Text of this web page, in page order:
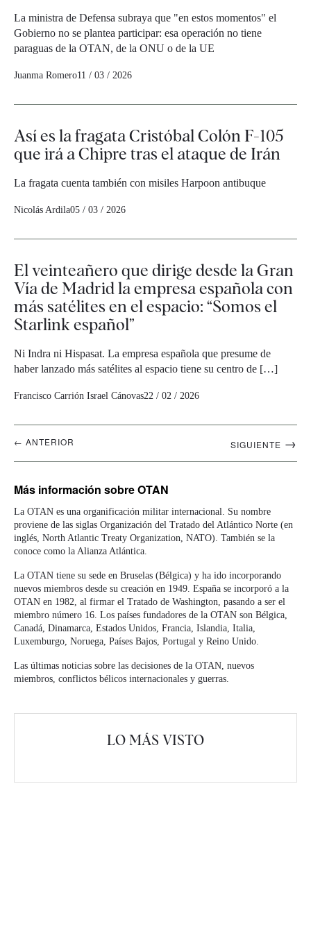
La ministra de Defensa subraya que "en estos momentos" el
Gobierno no se plantea participar: esa operación no tiene
paraguas de la OTAN, de la ONU o de la UE
Juanma Romero11 / 03 / 2026
Así es la fragata Cristóbal Colón F-105
que irá a Chipre tras el ataque de Irán
La fragata cuenta también con misiles Harpoon antibuque
Nicolás Ardila05 / 03 / 2026
El veinteañero que dirige desde la Gran
Vía de Madrid la empresa española con
más satélites en el espacio: “Somos el
Starlink español”
Ni Indra ni Hispasat. La empresa española que presume de
haber lanzado más satélites al espacio tiene su centro de […]
Francisco Carrión Israel Cánovas22 / 02 / 2026
Navegación
artículos
SIGUIENTE →
← ANTERIOR
Más información sobre OTAN
La OTAN es una organificación militar internacional. Su nombre
proviene de las siglas Organización del Tratado del Atlántico Norte (en
inglés, North Atlantic Treaty Organization, NATO). También se la
conoce como la Alianza Atlántica.
La OTAN tiene su sede en Bruselas (Bélgica) y ha ido incorporando
nuevos miembros desde su creación en 1949. España se incorporó a la
OTAN en 1982, al firmar el Tratado de Washington, pasando a ser el
miembro número 16. Los países fundadores de la OTAN son Bélgica,
Canadá, Dinamarca, Estados Unidos, Francia, Islandia, Italia,
Luxemburgo, Noruega, Países Bajos, Portugal y Reino Unido.
Las últimas noticias sobre las decisiones de la OTAN, nuevos
miembros, conflictos bélicos internacionales y guerras.
LO MÁS VISTO